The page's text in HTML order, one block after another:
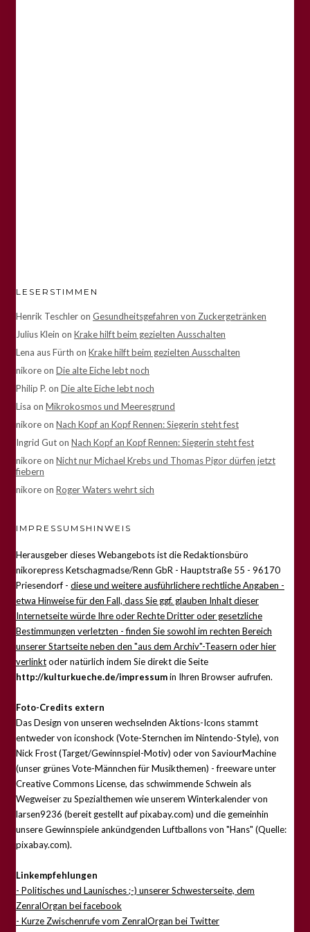
LESERSTIMMEN
Henrik Teschleron Gesundheitsgefahren von Zuckergetränken
Julius Klein on Krake hilft beim gezielten Ausschalten
Lena aus Fürth on Krake hilft beim gezielten Ausschalten
nikoreon Die alte Eiche lebt noch
Philip P. on Die alte Eiche lebt noch
Lisa on Mikrokosmos und Meeresgrund
nikoreon Nach Kopf an Kopf Rennen: Siegerin steht fest
Ingrid Guton Nach Kopf an Kopf Rennen: Siegerin steht fest
nikoreon Nicht nur Michael Krebs und Thomas Pigor dürfen jetzt
fiebern
nikoreon Roger Waters wehrt sich
IMPRESSUMSHINWEIS
Herausgeber dieses Webangebots ist die Redaktionsbüro
nikorepress Ketschagmadse/Renn GbR - Hauptstraße 55 - 96170
Priesendorf - diese und weitere ausführlichere rechtliche Angaben -
etwa Hinweise für den Fall, dass Sie ggf. glauben Inhalt dieser
Internetseite würde Ihre oder Rechte Dritter oder gesetzliche
Bestimmungen verletzten - finden Sie sowohl im rechten Bereich
unserer Startseite neben den "aus dem Archiv"-Teasern oder hier
verlinktoder natürlich indem Sie direkt die Seite
http://kulturkueche.de/impressumin Ihren Browser aufrufen.
Foto-Credits extern
Das Design von unseren wechselnden Aktions-Icons stammt
entweder von iconshock (Vote-Sternchen im Nintendo-Style), von
Nick Frost (Target/Gewinnspiel-Motiv) oder von SaviourMachine
(unser grünes Vote-Männchen für Musikthemen) - freeware unter
Creative Commons License, das schwimmende Schwein als
Wegweiser zu Spezialthemen wie unserem Winterkalender von
larsen9236 (bereit gestellt auf pixabay.com) und die gemeinhin
unsere Gewinnspiele ankündgenden Luftballons von "Hans" (Quelle:
pixabay.com).
Linkempfehlungen
- Politisches und Launisches ;-) unserer Schwesterseite, dem
ZenralOrgan bei facebook
- Kurze Zwischenrufe vom ZenralOrgan bei Twitter